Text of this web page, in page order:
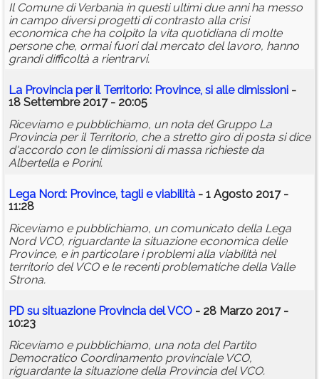
Il Comune di Verbania in questi ultimi due anni ha messo
in campo diversi progetti di contrasto alla crisi
economica che ha colpito la vita quotidiana di molte
persone che, ormai fuori dal mercato del lavoro, hanno
grandi difficoltà a rientrarvi.
La Provincia per il Territorio: Province, si alle dimissioni -
18 Settembre 2017 - 20:05
Riceviamo e pubblichiamo, un nota del Gruppo La
Provincia per il Territorio, che a stretto giro di posta si dice
d'accordo con le dimissioni di massa richieste da
Albertella e Porini.
Lega Nord: Province, tagli e viabilità - 1 Agosto 2017 -
11:28
Riceviamo e pubblichiamo, un comunicato della Lega
Nord VCO, riguardante la situazione economica delle
Province, e in particolare i problemi alla viabilità nel
territorio del VCO e le recenti problematiche della Valle
Strona.
PD su situazione Provincia del VCO - 28 Marzo 2017 -
10:23
Riceviamo e pubblichiamo, una nota del Partito
Democratico Coordinamento provinciale VCO,
riguardante la situazione della Provincia del VCO.